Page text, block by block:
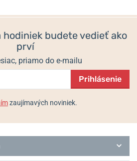
hodiniek budete vedieť ako
prví
priamo do e-mailu
Prihlásenie
zaujímavých noviniek.